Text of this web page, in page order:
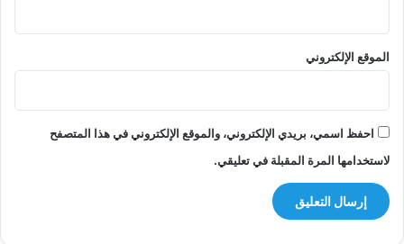
الموقع الإلكتروني
احفظ اسمي، بريدي الإلكتروني، والموقع الإلكتروني في هذا المتصفح
لاستخدامها المرة المقبلة في تعليقي.